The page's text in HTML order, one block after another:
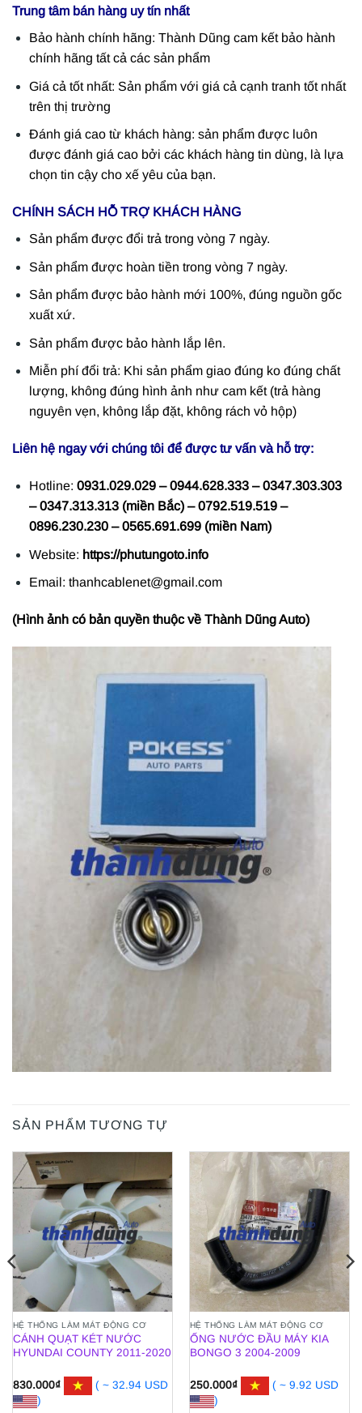
Trung tâm bán hàng uy tín nhất
Bảo hành chính hãng: Thành Dũng cam kết bảo hành
chính hãng tất cả các sản phẩm
Giá cả tốt nhất: Sản phẩm với giá cả cạnh tranh tốt nhất
trên thị trường
Đánh giá cao từ khách hàng: sản phẩm được luôn
được đánh giá cao bởi các khách hàng tin dùng, là lựa
chọn tin cậy cho xế yêu của bạn.
CHÍNH SÁCH HỖ TRỢ KHÁCH HÀNG
Sản phẩm được đổi trả trong vòng 7 ngày.
Sản phẩm được hoàn tiền trong vòng 7 ngày.
Sản phẩm được bảo hành mới 100%, đúng nguồn gốc
xuất xứ.
Sản phẩm được bảo hành lắp lên.
Miễn phí đổi trả: Khi sản phẩm giao đúng ko đúng chất
lượng, không đúng hình ảnh như cam kết (trả hàng
nguyên vẹn, không lắp đặt, không rách vỏ hộp)
Liên hệ ngay với chúng tôi để được tư vấn và hỗ trợ:
Hotline: 0931.029.029 – 0944.628.333 – 0347.303.303
– 0347.313.313 (miền Bắc) – 0792.519.519 –
0896.230.230 – 0565.691.699 (miền Nam)
Website: https://phutungoto.info
Email: thanhcablenet@gmail.com
(Hình ảnh có bản quyền thuộc về Thành Dũng Auto)
SẢN PHẨM TƯƠNG TỰ
HỆ THỐNG LÀM MÁT ĐỘNG CƠ
CÁNH QUẠT KÉT NƯỚC
HYUNDAI COUNTY 2011-2020
830.000₫
( ~ 32.94 USD
)
HỆ THỐNG LÀM MÁT ĐỘNG CƠ
ỐNG NƯỚC ĐẦU MÁY KIA
BONGO 3 2004-2009
250.000₫
( ~ 9.92 USD
)